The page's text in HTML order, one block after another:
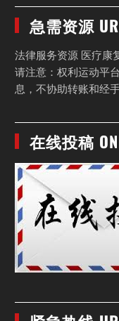
急需资源
法律服务资源 医疗康
请注意：权利运动平
息，不协助转账和经
在线投稿